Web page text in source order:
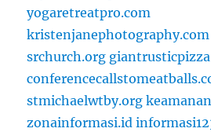
yogaretreatpro.com
kristenjanephotography.com
srchurch.org
stmichaelwtby.org
zonainformasi.id